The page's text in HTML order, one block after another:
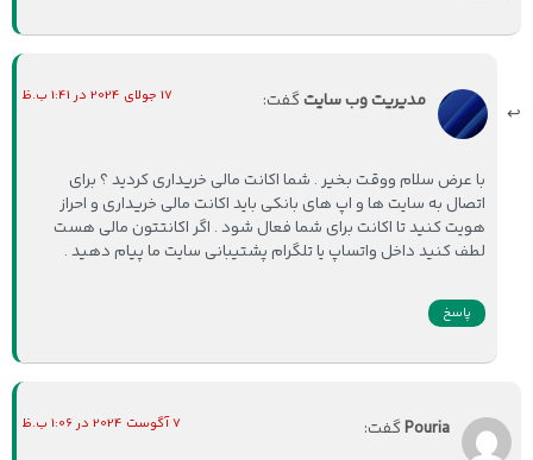
مدیریت وب سایتگفت: 17 جولای 2024 در 1:41 ب.ظ
با عرض سلام ووقت بخیر . شما اکانت مالی خریداری کردید ؟ برای
اتصال به سایت ها و اپ های بانکی باید اکانت مالی خریداری و احراز
هویت کنید تا اکانت برای شما فعال شود . اگر اکانتتون مالی هست
لطف کنید داخل واتساپ یا تلگرام پشتیبانی سایت ما پیام دهید .
پاسخ
Pouriaگفت: 7 آگوست 2024 در 1:06 ب.ظ